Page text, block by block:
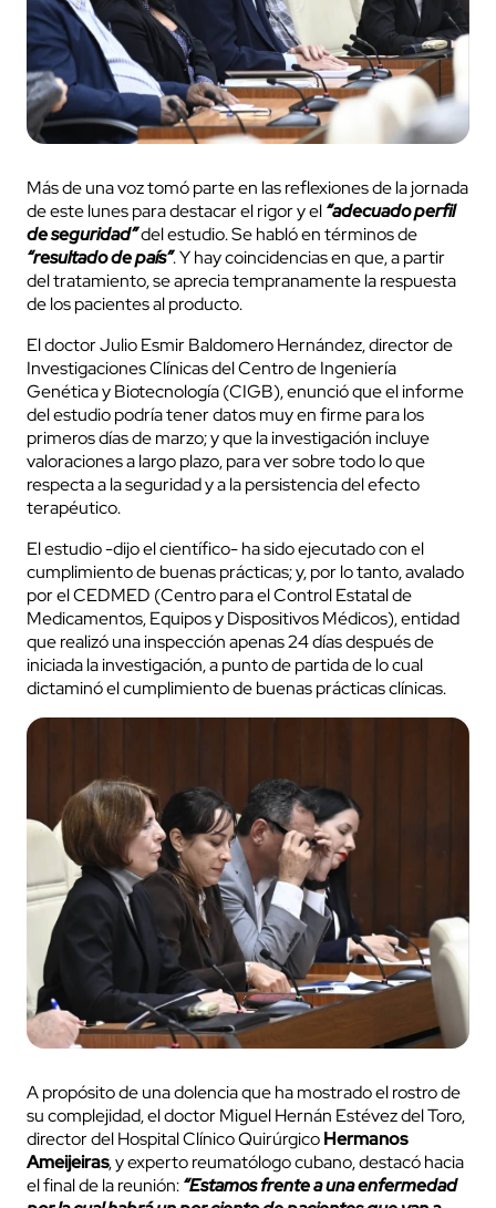
Más de una voz tomó parte en las reflexiones de la jornada
de este lunes para destacar el rigor y el“adecuado perfil
de seguridad”del estudio. Se habló en términos de
“resultado de país”. Y hay coincidencias en que, a partir
del tratamiento, se aprecia tempranamente la respuesta
de los pacientes al producto.
El doctor Julio Esmir Baldomero Hernández, director de
Investigaciones Clínicas del Centro de Ingeniería
Genética y Biotecnología (CIGB), enunció que el informe
del estudio podría tener datos muy en firme para los
primeros días de marzo; y que la investigación incluye
valoraciones a largo plazo, para ver sobre todo lo que
respecta a la seguridad y a la persistencia del efecto
terapéutico.
El estudio -dijo el científico- ha sido ejecutado con el
cumplimiento de buenas prácticas; y, por lo tanto, avalado
por el CEDMED (Centro para el Control Estatal de
Medicamentos, Equipos y Dispositivos Médicos), entidad
que realizó una inspección apenas 24 días después de
iniciada la investigación, a punto de partida de lo cual
dictaminó el cumplimiento de buenas prácticas clínicas.
A propósito de una dolencia que ha mostrado el rostro de
su complejidad, el doctor Miguel Hernán Estévez del Toro,
director del Hospital Clínico QuirúrgicoHermanos
Ameijeiras, y experto reumatólogo cubano, destacó hacia
el final de la reunión:“Estamos frente a una enfermedad